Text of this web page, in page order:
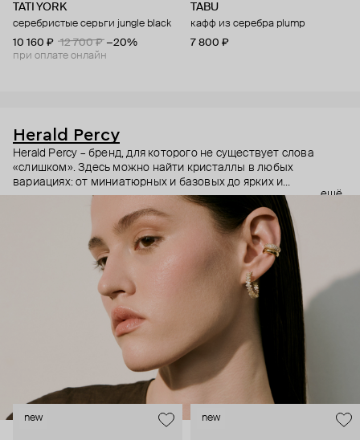
TATI YORK
серебристые серьги jungle black
10 160 ₽
12 700 ₽ −20%
при оплате онлайн
TABU
кафф из серебра plump
7 800 ₽
Herald Percy
Herald Percy – бренд, для которого не существует слова
«слишком». Здесь можно найти кристаллы в любых
вариациях: от миниатюрных и базовых до ярких и
массивных, которые сразу становятся главным элементом
образа. Героиня бренда – девушка из мегаполиса, которой
нужно как минимум 25 часов в сутках, чтобы все успеть, и
внушительный арсенал украшений, чтобы, поменяв серьги,
поехать на вечеринку сразу из офиса.
ещё
new new